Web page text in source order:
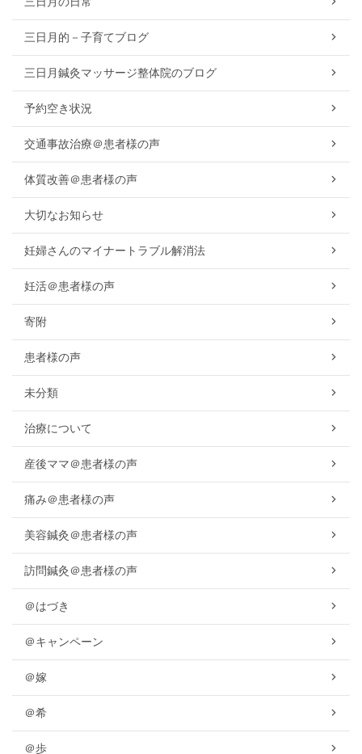
三日月的－子育てブログ
三日月鍼灸マッサージ整体院のブログ
予約空き状況
交通事故治療＠患者様の声
体質改善＠患者様の声
大切なお知らせ
妊婦さんのマイナートラブル解消法
妊活＠患者様の声
寄附
患者様の声
未分類
治療について
産後ママ＠患者様の声
痛み＠患者様の声
美容鍼灸＠患者様の声
訪問鍼灸＠患者様の声
＠はづき
＠キャンペーン
＠嫁
＠希
＠歩